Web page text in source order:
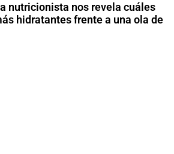
nutricionista nos revela cuáles
hidratantes frente a una ola de